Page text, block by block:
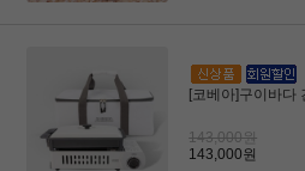
[코베아]구이바다
143,000원
143,000원